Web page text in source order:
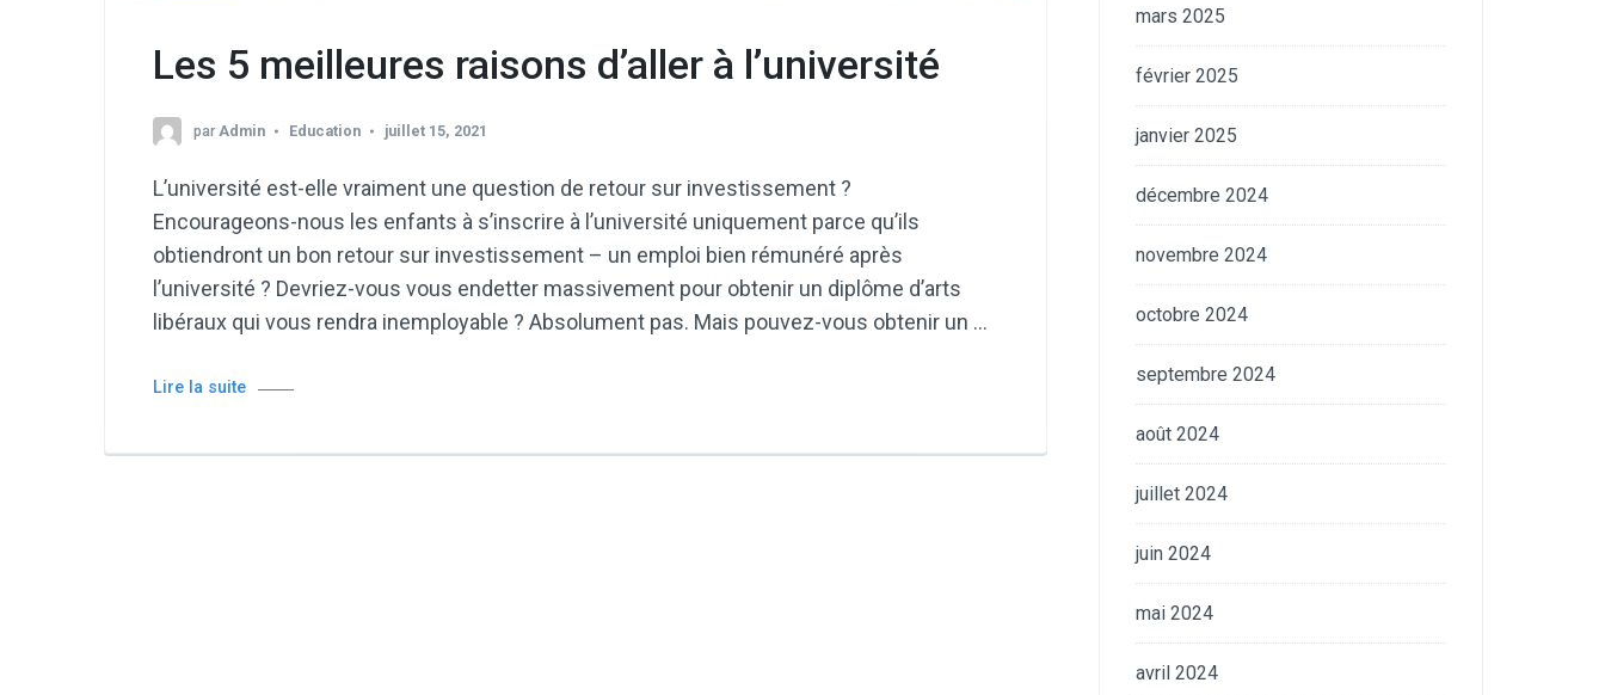
Les 5 meilleures raisons d’aller à l’université
par Admin Education juillet 15, 2021
L’université est-elle vraiment une question de retour sur investissement ?
Encourageons-nous les enfants à s’inscrire à l’université uniquement parce qu’ils
obtiendront un bon retour sur investissement – un emploi bien rémunéré après
l’université ? Devriez-vous vous endetter massivement pour obtenir un diplôme d’arts
libéraux qui vous rendra inemployable ? Absolument pas. Mais pouvez-vous obtenir un …
Lire la suite
mars 2025
février 2025
janvier 2025
décembre 2024
novembre 2024
octobre 2024
septembre 2024
août 2024
juillet 2024
juin 2024
mai 2024
avril 2024